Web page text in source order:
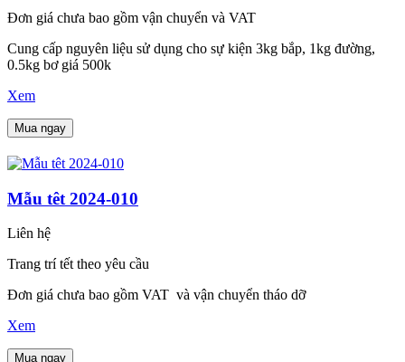
Đơn giá chưa bao gồm vận chuyển và VAT
Cung cấp nguyên liệu sử dụng cho sự kiện 3kg bắp, 1kg đường,
0.5kg bơ giá 500k
Xem
Mua ngay
Mẫu têt 2024-010
Liên hệ
Trang trí tết theo yêu cầu
Đơn giá chưa bao gồm VAT và vận chuyển tháo dỡ
Xem
Mua ngay